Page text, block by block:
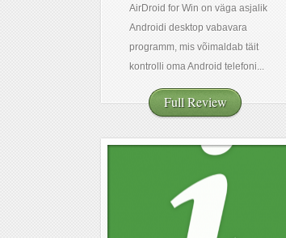
AirDroid for Win on väga asjalik
Androidi desktop vabavara
programm, mis võimaldab täit
kontrolli oma Android telefoni...
Full Review